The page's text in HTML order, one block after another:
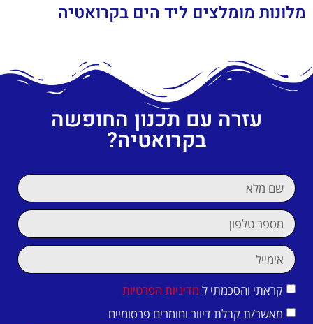
מלונות מומלצים ליד הים בקרואטיה
עזרה עם תכנון החופשה
בקרואטיה?
קראתי והסכמתי ל מדיניות הפרטיות
מאשר/ת קבלת דיוור וחומרים פרסומיים